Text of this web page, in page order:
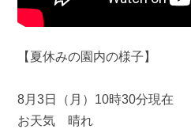
【夏休みの園内の様子】
8月3日（月）10時30分現在
お天気 晴れ